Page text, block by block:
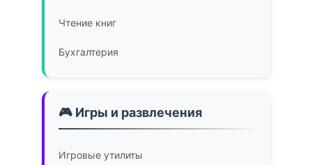
Чтение книг
Бухгалтерия
🎮 Игры и развлечения
Игровые утилиты